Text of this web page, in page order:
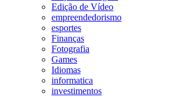
Edição de Vídeo
empreendedorismo
esportes
Finanças
Fotografia
Games
Idiomas
informatica
investimentos